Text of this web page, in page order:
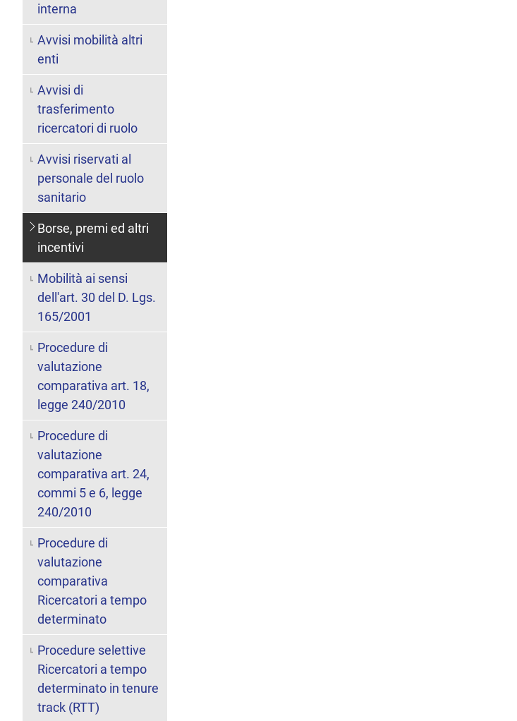
interna
Avvisi mobilità altri
enti
Avvisi di
trasferimento
ricercatori di ruolo
Avvisi riservati al
personale del ruolo
sanitario
Borse, premi ed altri
incentivi
Mobilità ai sensi
dell'art. 30 del D. Lgs.
165/2001
Procedure di
valutazione
comparativa art. 18,
legge 240/2010
Procedure di
valutazione
comparativa art. 24,
commi 5 e 6, legge
240/2010
Procedure di
valutazione
comparativa
Ricercatori a tempo
determinato
Procedure selettive
Ricercatori a tempo
determinato in tenure
track (RTT)